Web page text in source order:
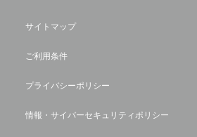
サイトマップ
ご利用条件
プライバシーポリシー
情報・サイバーセキュリティポリシー